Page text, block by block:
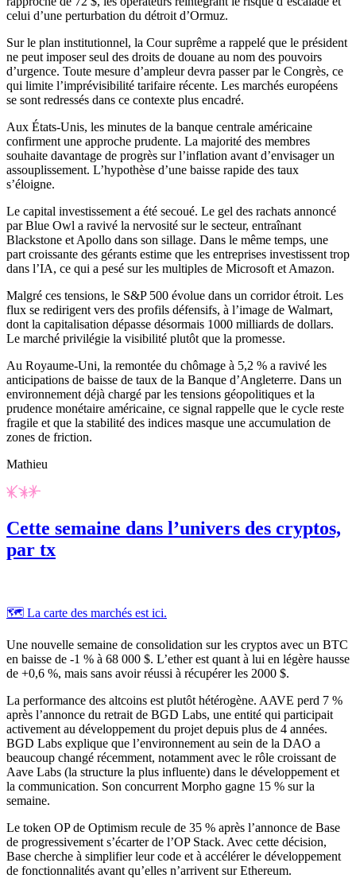
celui d’une perturbation du détroit d’Ormuz.
Sur le plan institutionnel, la Cour suprême a rappelé que le président
ne peut imposer seul des droits de douane au nom des pouvoirs
d’urgence. Toute mesure d’ampleur devra passer par le Congrès, ce
qui limite l’imprévisibilité tarifaire récente. Les marchés européens
se sont redressés dans ce contexte plus encadré.
Aux États-Unis, les minutes de la banque centrale américaine
confirment une approche prudente. La majorité des membres
souhaite davantage de progrès sur l’inflation avant d’envisager un
assouplissement. L’hypothèse d’une baisse rapide des taux
s’éloigne.
Le capital investissement a été secoué. Le gel des rachats annoncé
par Blue Owl a ravivé la nervosité sur le secteur, entraînant
Blackstone et Apollo dans son sillage. Dans le même temps, une
part croissante des gérants estime que les entreprises investissent trop
dans l’IA, ce qui a pesé sur les multiples de Microsoft et Amazon.
Malgré ces tensions, le S&P 500 évolue dans un corridor étroit. Les
flux se redirigent vers des profils défensifs, à l’image de Walmart,
dont la capitalisation dépasse désormais 1000 milliards de dollars.
Le marché privilégie la visibilité plutôt que la promesse.
Au Royaume-Uni, la remontée du chômage à 5,2 % a ravivé les
anticipations de baisse de taux de la Banque d’Angleterre. Dans un
environnement déjà chargé par les tensions géopolitiques et la
prudence monétaire américaine, ce signal rappelle que le cycle reste
fragile et que la stabilité des indices masque une accumulation de
zones de friction.
Mathieu
Cette semaine dans l’univers des cryptos,
par tx
🗺️ La carte des marchés est ici.
Une nouvelle semaine de consolidation sur les cryptos avec un BTC
en baisse de -1 % à 68 000 $. L’ether est quant à lui en légère hausse
de +0,6 %, mais sans avoir réussi à récupérer les 2000 $.
La performance des altcoins est plutôt hétérogène. AAVE perd 7 %
après l’annonce du retrait de BGD Labs, une entité qui participait
activement au développement du projet depuis plus de 4 années.
BGD Labs explique que l’environnement au sein de la DAO a
beaucoup changé récemment, notamment avec le rôle croissant de
Aave Labs (la structure la plus influente) dans le développement et
la communication. Son concurrent Morpho gagne 15 % sur la
semaine.
Le token OP de Optimism recule de 35 % après l’annonce de Base
de progressivement s’écarter de l’OP Stack. Avec cette décision,
Base cherche à simplifier leur code et à accélérer le développement
de fonctionnalités avant qu’elles n’arrivent sur Ethereum.